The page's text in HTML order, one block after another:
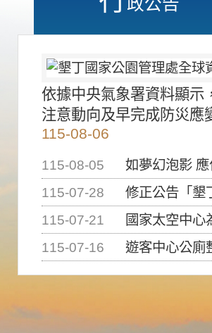
依據中央氣象署資料顯示
注意動向及早完成防災應
115-08-06
115-08-05
如夢幻泡影
115-07-28
修正公告「墾丁國家公
115-07-21
國家太空中心為辦理
115-07-16
遊客中心公廁